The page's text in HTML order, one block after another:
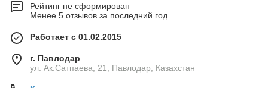
Рейтинг не сформирован
Менее 5 отзывов за последний год
Работает с 01.02.2015
г. Павлодар
ул. Ак.Сатпаева, 21, Павлодар, Казахстан